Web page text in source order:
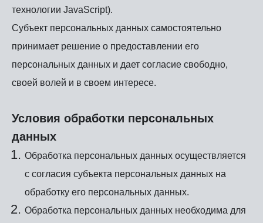
технологии JavaScript).
Субъект персональных данных самостоятельно
принимает решение о предоставлении его
персональных данных и дает согласие свободно,
своей волей и в своем интересе.
Условия обработки персональных
данных
Обработка персональных данных осуществляется
с согласия субъекта персональных данных на
обработку его персональных данных.
Обработка персональных данных необходима для